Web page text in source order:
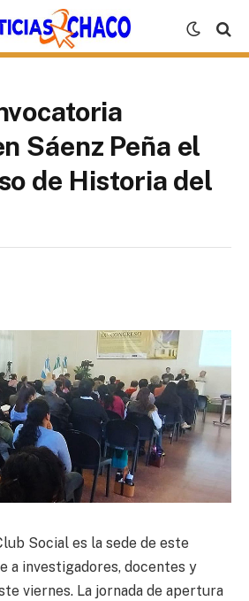
Sáenz Peña el
de Historia del
Social es la sede de este
a investigadores, docentes y
viernes. La jornada de apertura